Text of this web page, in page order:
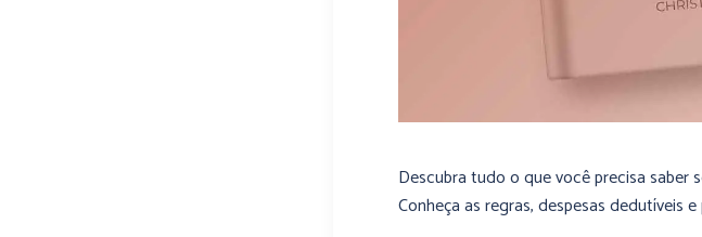
Descubra tudo o que você precisa
Conheça as regras, despesas dedutíveis